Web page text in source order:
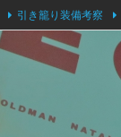
引き籠り装備考察